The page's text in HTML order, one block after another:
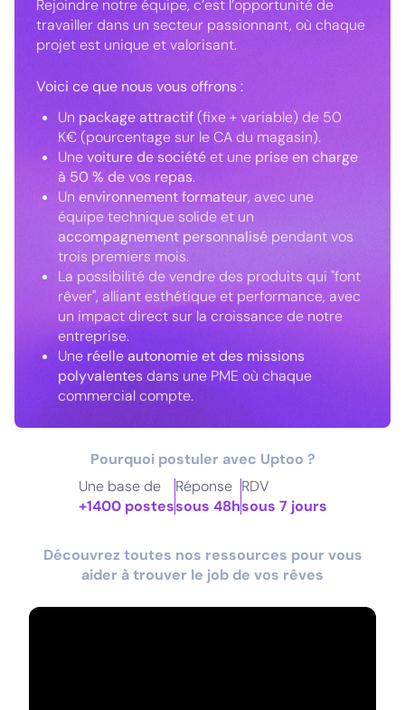
Rejoindre notre équipe, c’est l’opportunité de
travailler dans un secteur passionnant, où chaque
projet est unique et valorisant.
Voici ce que nous vous offrons :
Un package attractif(fixe + variable) de 50
K€ (pourcentage sur le CA du magasin).
Unevoiture de sociétéet une prise en charge
à 50 % de vos repas.
Un environnement formateur, avec une
équipe technique solide et un
accompagnement personnalisé pendant vos
trois premiers mois.
La possibilité de vendre des produits qui "font
rêver", alliant esthétique et performance, avec
un impact direct sur la croissance de notre
entreprise.
Une réelle autonomie et des missions
polyvalentesdans une PME où chaque
commercial compte.
Pourquoi postuler avec Uptoo ?
Une base de
+1400 postes
Réponse
sous 48h
RDV
sous 7 jours
Découvrez toutes nos ressources pour vous
aider à trouver le job de vos rêves